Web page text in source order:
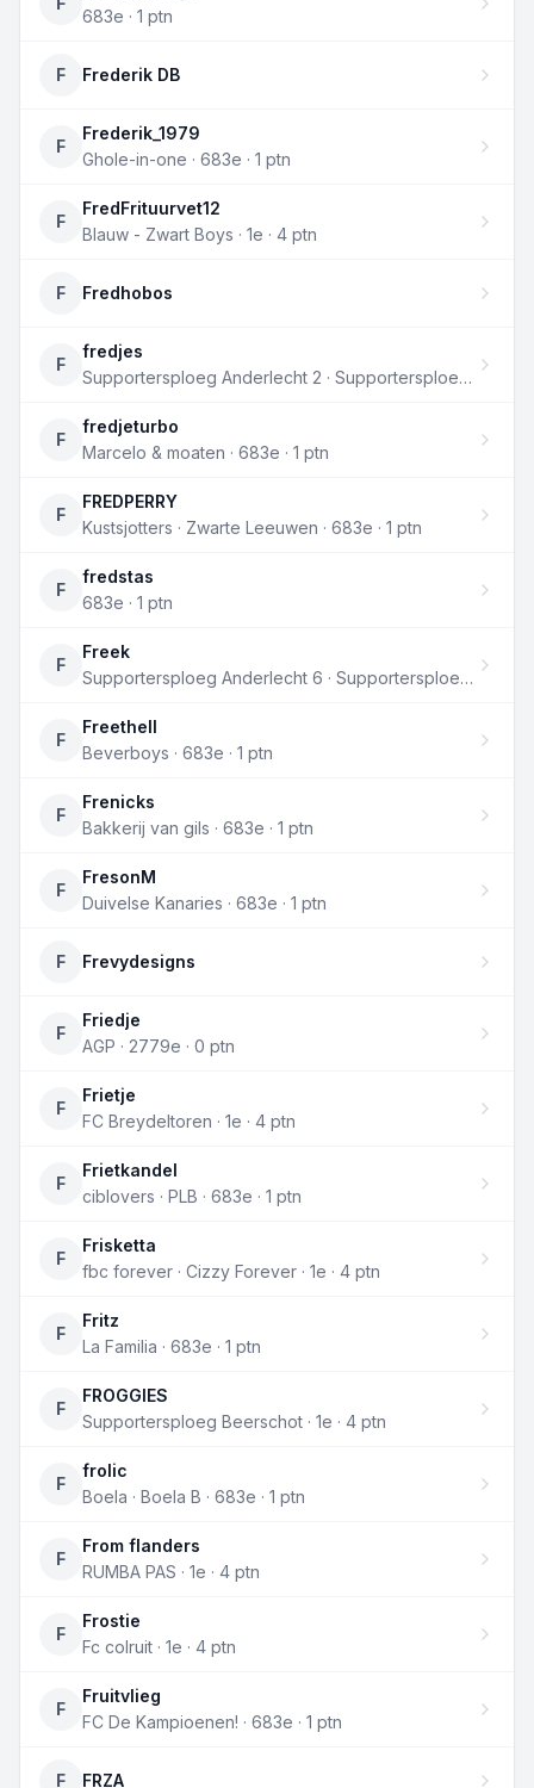
683e · 1 ptn
F Frederik DB
F
Frederik_1979
Ghole-in-one · 683e · 1 ptn
F
FredFrituurvet12
Blauw - Zwart Boys · 1e · 4 ptn
F Fredhobos
F
fredjes
Supportersploeg Anderlecht 2 · Supportersploeg Anderlecht · 683e · 1 ptn
F
fredjeturbo
Marcelo & moaten · 683e · 1 ptn
F
FREDPERRY
Kustsjotters · Zwarte Leeuwen · 683e · 1 ptn
F
fredstas
683e · 1 ptn
F
Freek
Supportersploeg Anderlecht 6 · Supportersploeg Kortrijk · 683e · 1 ptn
F
Freethell
Beverboys · 683e · 1 ptn
F
Frenicks
Bakkerij van gils · 683e · 1 ptn
F
FresonM
Duivelse Kanaries · 683e · 1 ptn
F Frevydesigns
F
Friedje
AGP · 2779e · 0 ptn
F
Frietje
FC Breydeltoren · 1e · 4 ptn
F
Frietkandel
ciblovers · PLB · 683e · 1 ptn
F
Frisketta
fbc forever · Cizzy Forever · 1e · 4 ptn
F
Fritz
La Familia · 683e · 1 ptn
F
FROGGIES
Supportersploeg Beerschot · 1e · 4 ptn
F
frolic
Boela · Boela B · 683e · 1 ptn
F
From flanders
RUMBA PAS · 1e · 4 ptn
F
Frostie
Fc colruit · 1e · 4 ptn
F
Fruitvlieg
FC De Kampioenen! · 683e · 1 ptn
F FRZA